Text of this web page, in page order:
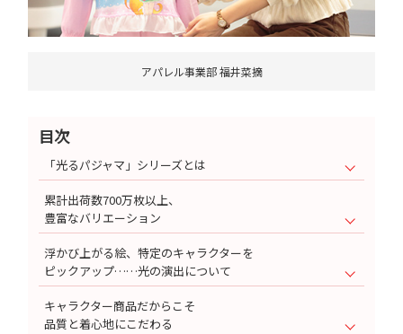
アパレル事業部 福井菜摘
目次
「光るパジャマ」シリーズとは
累計出荷数700万枚以上、
豊富なバリエーション
浮かび上がる絵、特定のキャラクターを
ピックアップ……光の演出について
キャラクター商品だからこそ
品質と着心地にこだわる